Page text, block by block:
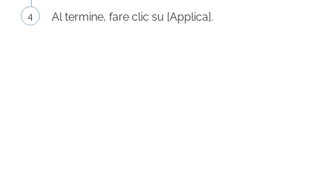
Al termine, fare clic su [Applica].